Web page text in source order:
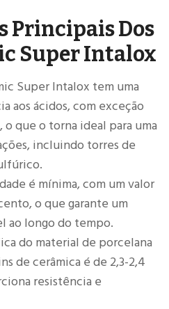
Principais Dos
Super Intalox
Super Intalox tem uma
aos ácidos, com exceção
que o torna ideal para uma
incluindo torres de
é mínima, com um valor
o que garante um
ao longo do tempo.
do material de porcelana
de cerâmica é de 2,3-2,4
resistência e